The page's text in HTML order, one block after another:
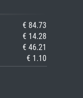
€ 84.73
€ 14.28
€ 46.21
€ 1.10